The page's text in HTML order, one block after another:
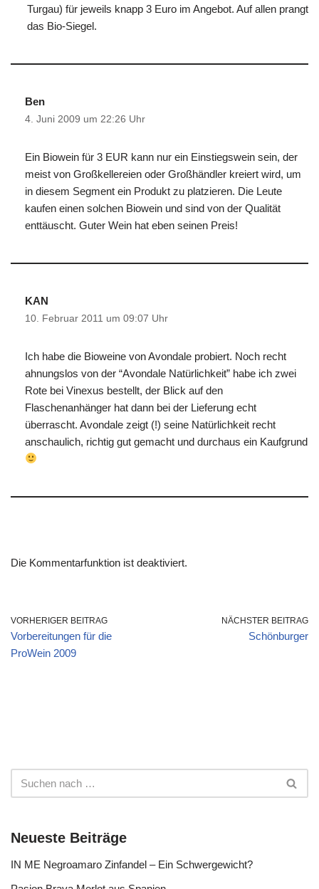
Turgau) für jeweils knapp 3 Euro im Angebot. Auf allen prangt
das Bio-Siegel.
Ben
4. Juni 2009 um 22:26 Uhr
Ein Biowein für 3 EUR kann nur ein Einstiegswein sein, der
meist von Großkellereien oder Großhändler kreiert wird, um
in diesem Segment ein Produkt zu platzieren. Die Leute
kaufen einen solchen Biowein und sind von der Qualität
enttäuscht. Guter Wein hat eben seinen Preis!
KAN
10. Februar 2011 um 09:07 Uhr
Ich habe die Bioweine von Avondale probiert. Noch recht
ahnungslos von der “Avondale Natürlichkeit” habe ich zwei
Rote bei Vinexus bestellt, der Blick auf den
Flaschenanhänger hat dann bei der Lieferung echt
überrascht. Avondale zeigt (!) seine Natürlichkeit recht
anschaulich, richtig gut gemacht und durchaus ein Kaufgrund
Die Kommentarfunktion ist deaktiviert.
VORHERIGER BEITRAG
Vorbereitungen für die
ProWein 2009
NÄCHSTER BEITRAG
Schönburger
Neueste Beiträge
IN ME Negroamaro Zinfandel – Ein Schwergewicht?